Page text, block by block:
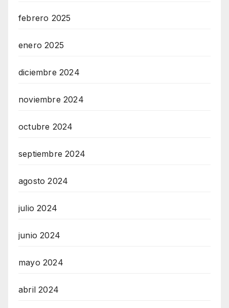
febrero 2025
enero 2025
diciembre 2024
noviembre 2024
octubre 2024
septiembre 2024
agosto 2024
julio 2024
junio 2024
mayo 2024
abril 2024